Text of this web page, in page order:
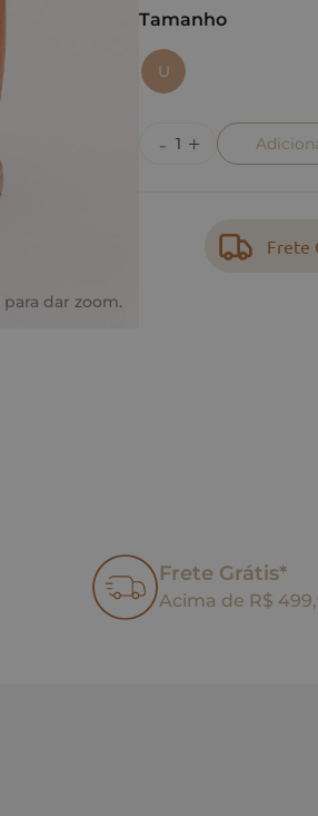
para dar zoom.
Tamanho
U
Frete
Frete Grátis*
Acima de R$